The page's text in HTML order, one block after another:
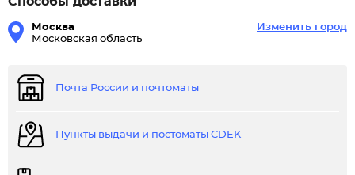
Москва
Московская область
Изменить город
Почта России и почтоматы
Пункты выдачи и постоматы CDEK